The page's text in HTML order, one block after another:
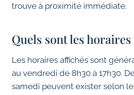
trouve à proximité immédiate.
Quels sont les
Les horaires affichés sont
au vendredi de 8h30 à 17h30.
samedi peuvent exister selon